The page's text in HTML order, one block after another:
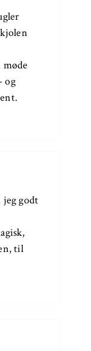
møde
og
jeg godt
til